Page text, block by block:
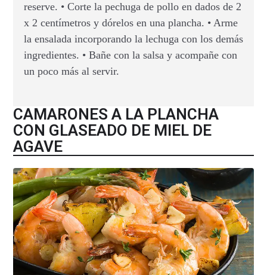
reserve. • Corte la pechuga de pollo en dados de 2
x 2 centímetros y dórelos en una plancha. • Arme
la ensalada incorporando la lechuga con los demás
ingredientes. • Bañe con la salsa y acompañe con
un poco más al servir.
CAMARONES A LA PLANCHA
CON GLASEADO DE MIEL DE
AGAVE